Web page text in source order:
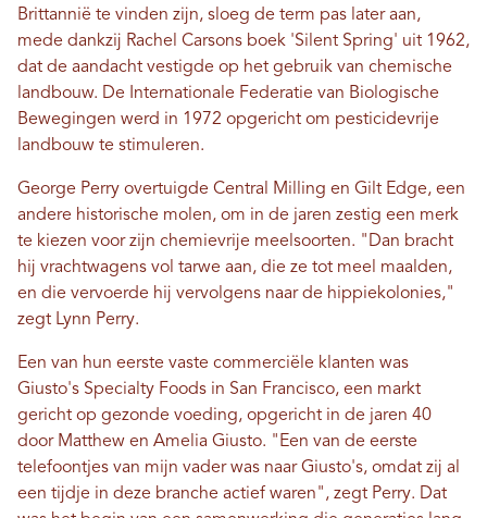
Brittannië te vinden zijn, sloeg de term pas later aan,
mede dankzij Rachel Carsons boek 'Silent Spring' uit 1962,
dat de aandacht vestigde op het gebruik van chemische
landbouw. ​​De Internationale Federatie van Biologische
Bewegingen werd in 1972 opgericht om pesticidevrije
landbouw te stimuleren.
George Perry overtuigde Central Milling en Gilt Edge, een
andere historische molen, om in de jaren zestig een merk
te kiezen voor zijn chemievrije meelsoorten. "Dan bracht
hij vrachtwagens vol tarwe aan, die ze tot meel maalden,
en die vervoerde hij vervolgens naar de hippiekolonies,"
zegt Lynn Perry.
Een van hun eerste vaste commerciële klanten was
Giusto's Specialty Foods in San Francisco, een markt
gericht op gezonde voeding, opgericht in de jaren 40
door Matthew en Amelia Giusto. "Een van de eerste
telefoontjes van mijn vader was naar Giusto's, omdat zij al
een tijdje in deze branche actief waren", zegt Perry. Dat